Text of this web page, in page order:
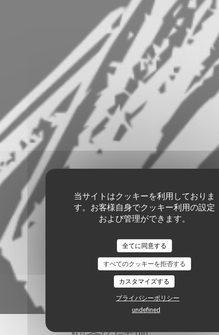
当サイトはクッキーを利用しておりま
す。お客様自身でクッキー利用の設定
および管理ができます。
全てに同意する
すべてのクッキーを拒否する
カスタマイズする
プライバシーポリシー
undefined